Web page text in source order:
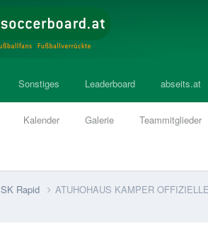
Kalender Galerie Teammitglieder
Sonstiges Leaderboard abseits.at
SK Rapid ATUHOHAUS KAMPER